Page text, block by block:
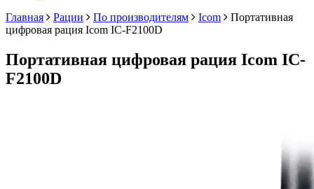
Главная
Рации По производителям Icom
Портативная
цифровая рация Icom IC-F2100D
Портативная цифровая рация Icom IC-
F2100D